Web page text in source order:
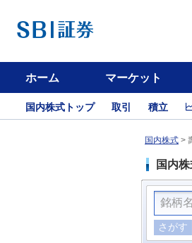
ホーム マーケット
国内株式トップ 取引 積立
国内株式 >
国内
さがす